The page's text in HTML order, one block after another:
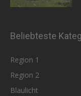
Beliebteste
Region 1
Region 2
Blaulicht